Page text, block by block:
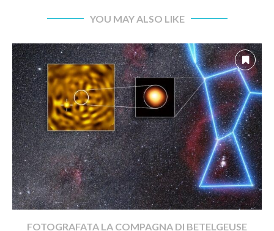
YOU MAY ALSO LIKE
FOTOGRAFATA LA COMPAGNA DI BETELGEUSE